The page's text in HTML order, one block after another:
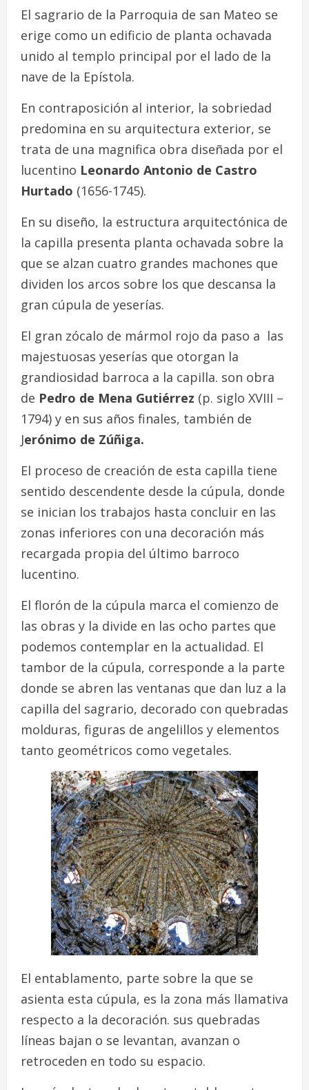
El sagrario de la Parroquia de san Mateo se
erige como un edificio de planta ochavada
unido al templo principal por el lado de la
nave de la Epístola.
En contraposición al interior, la sobriedad
predomina en su arquitectura exterior, se
trata de una magnifica obra diseñada por el
lucentino Leonardo Antonio de Castro
Hurtado (1656-1745).
En su diseño, la estructura arquitectónica de
la capilla presenta planta ochavada sobre la
que se alzan cuatro grandes machones que
dividen los arcos sobre los que descansa la
gran cúpula de yeserías.
El gran zócalo de mármol rojo da paso a las
majestuosas yeserías que otorgan la
grandiosidad barroca a la capilla. son obra
de Pedro de Mena Gutiérrez (p. siglo XVIII –
1794) y en sus años finales, también de
Jerónimo de Zúñiga.
El proceso de creación de esta capilla tiene
sentido descendente desde la cúpula, donde
se inician los trabajos hasta concluir en las
zonas inferiores con una decoración más
recargada propia del último barroco
lucentino.
El florón de la cúpula marca el comienzo de
las obras y la divide en las ocho partes que
podemos contemplar en la actualidad. El
tambor de la cúpula, corresponde a la parte
donde se abren las ventanas que dan luz a la
capilla del sagrario, decorado con quebradas
molduras, figuras de angelillos y elementos
tanto geométricos como vegetales.
El entablamento, parte sobre la que se
asienta esta cúpula, es la zona más llamativa
respecto a la decoración. sus quebradas
líneas bajan o se levantan, avanzan o
retroceden en todo su espacio.